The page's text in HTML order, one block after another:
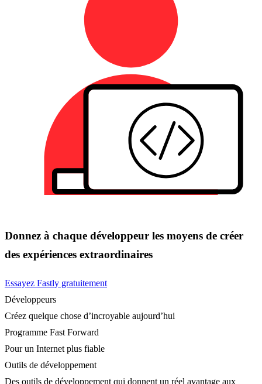
Donnez à chaque développeur les moyens de créer
des expériences extraordinaires
Essayez Fastly gratuitement
Développeurs
Créez quelque chose d’incroyable aujourd’hui
Programme Fast Forward
Pour un Internet plus fiable
Outils de développement
Des outils de développement qui donnent un réel avantage aux